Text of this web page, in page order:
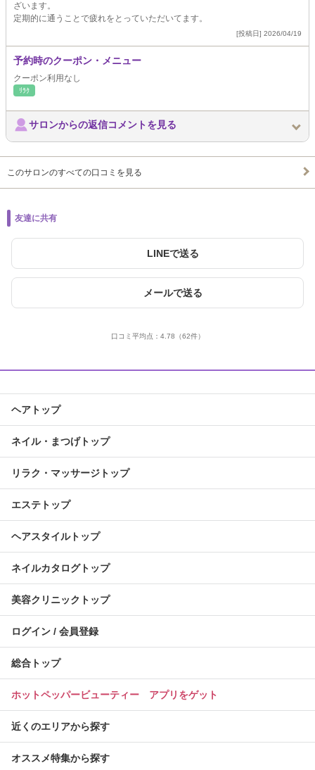
ざいます。
定期的に通うことで疲れをとっていただいてます。
[投稿日] 2026/04/19
予約時のクーポン・メニュー
クーポン利用なし
ﾘﾗｸ
サロンからの返信コメントを見る
このサロンのすべての口コミを見る
友達に共有
LINEで送る
メールで送る
口コミ平均点： 4.78 （62件）
ヘアトップ
ネイル・まつげトップ
リラク・マッサージトップ
エステトップ
ヘアスタイルトップ
ネイルカタログトップ
美容クリニックトップ
ログイン / 会員登録
総合トップ
ホットペッパービューティー アプリをゲット
近くのエリアから探す
オススメ特集から探す